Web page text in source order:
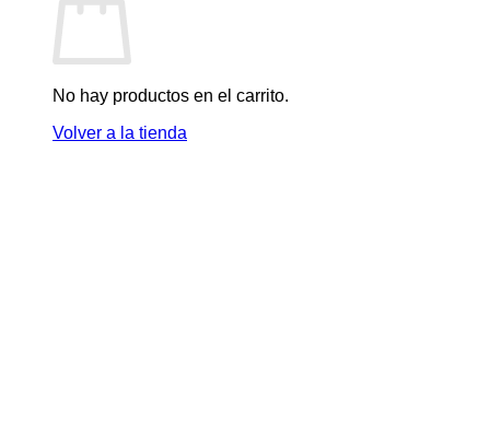
No hay productos en el carrito.
Volver a la tienda